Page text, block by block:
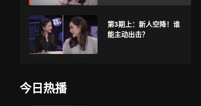
第3期上：新人空降！谁
能主动出击？
今日热播